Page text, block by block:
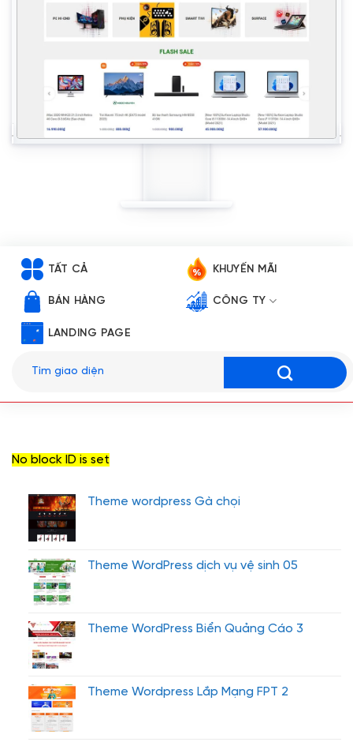
TẤT CẢ KHUYẾN MÃI
BÁN HÀNG CÔNG TY
LANDING PAGE
kiếm:
No block ID is set
Theme wordpress Gà chọi
Theme WordPress dịch vụ vệ sinh 05
Theme WordPress Biển Quảng Cáo 3
Theme Wordpress Lắp Mạng FPT 2